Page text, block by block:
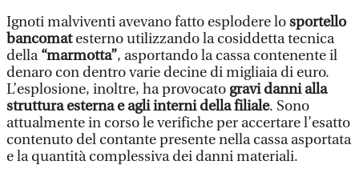
Ignoti malviventi avevano fatto esplodere losportello
bancomatesterno utilizzando la cosiddetta tecnica
della“marmotta”, asportando la cassa contenente il
denaro con dentro varie decine di migliaia di euro.
L’esplosione, inoltre, ha provocato gravi danni alla
struttura esterna e agli interni della filiale. Sono
attualmente in corso le verifiche per accertare l’esatto
contenuto del contante presente nella cassa asportata
e la quantità complessiva dei danni materiali.